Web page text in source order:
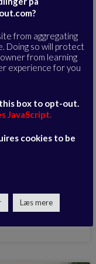
. Er du allerede
from aggregating
Doing so will protect
from learning
experience for you
box to opt-out.
JavaScript.
cookies to be
Læs mere